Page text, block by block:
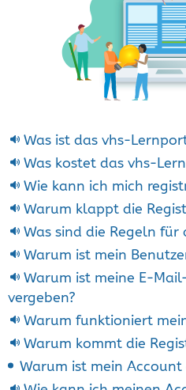
Was ist das vhs-
Was kostet das vhs-
Wie kann ich mich
Warum klappt die
Was sind die Regeln für
Warum ist mein
Warum ist meine E-
vergeben?
Warum funktioniert
Warum kommt die
Warum ist mein